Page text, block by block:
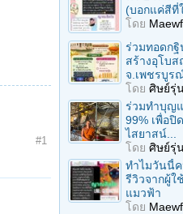
#1
(บอกแค่สีที่
โดย
ร่วมทอดก
สร้างอุโบ
จ.เพชรบูร
โดย ศิษย์รุ่
ร่วมทําบุญ
99% เพื่อปิ
ไสยาสน์...
โดย ศิษย์รุ่
ทำไมวันนี้ค
รีวิวจากผู้
แมวฟ้า
โดย